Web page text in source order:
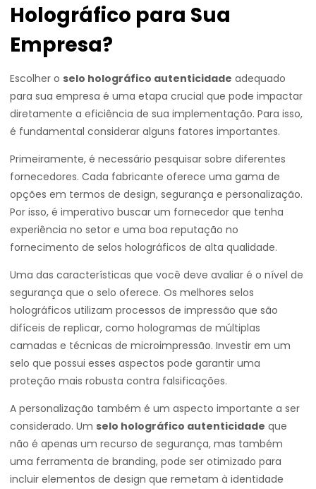
Holográfico para Sua
Empresa?
Escolher o selo holográfico autenticidade adequado
para sua empresa é uma etapa crucial que pode impactar
diretamente a eficiência de sua implementação. Para isso,
é fundamental considerar alguns fatores importantes.
Primeiramente, é necessário pesquisar sobre diferentes
fornecedores. Cada fabricante oferece uma gama de
opções em termos de design, segurança e personalização.
Por isso, é imperativo buscar um fornecedor que tenha
experiência no setor e uma boa reputação no
fornecimento de selos holográficos de alta qualidade.
Uma das características que você deve avaliar é o nível de
segurança que o selo oferece. Os melhores selos
holográficos utilizam processos de impressão que são
difíceis de replicar, como hologramas de múltiplas
camadas e técnicas de microimpressão. Investir em um
selo que possui esses aspectos pode garantir uma
proteção mais robusta contra falsificações.
A personalização também é um aspecto importante a ser
considerado. Um selo holográfico autenticidade que
não é apenas um recurso de segurança, mas também
uma ferramenta de branding, pode ser otimizado para
incluir elementos de design que remetam à identidade